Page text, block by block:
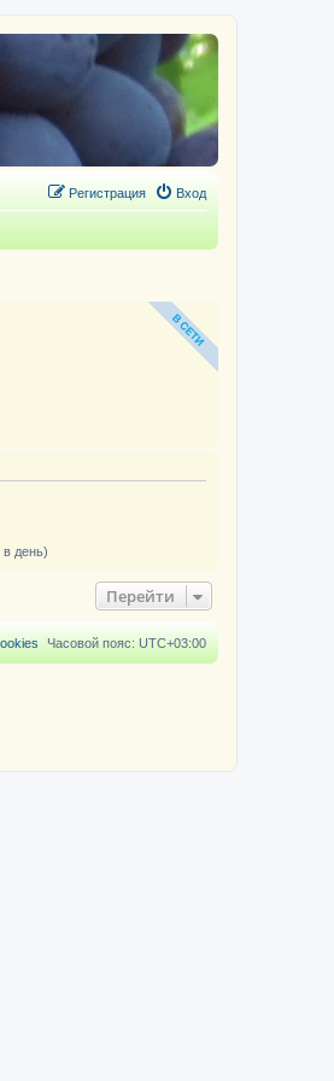
Вход
Регистрация
день)
Перейти
Часовой пояс: UTC+03:00